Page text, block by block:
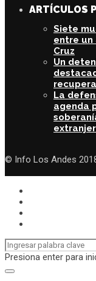
ARTÍCULOS
Siete
entre un
Cruz
Un
La
agenda
© Info Los Andes
Presiona enter para